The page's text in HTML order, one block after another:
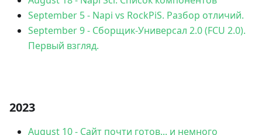
September 5- Napi vs RockPiS. Разбор отличий.
September 9- Сборщик-Универсал 2.0 (FCU 2.0).
Первый взгляд.
2023
August 10- Сайт почти готов... и немного